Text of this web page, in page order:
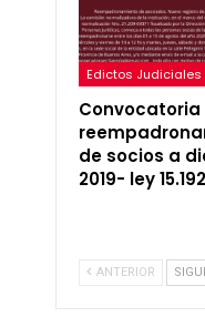
Edictos Judiciales
Convocatoria
de socios a
2019- ley 15.192
ANTERIOR